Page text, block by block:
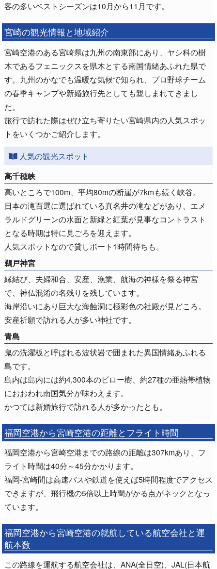
客の多いベストシーズンは10月から11月です。
宮崎の観光情報と地域紹介
宮崎空港のある宮崎県は九州の南東部にあり、ヤシ科の樹
木であるフェニックスを県木とする南国情緒あふれた県で
す。九州のかなでも温暖な気候で知られ、プロ野球チーム
の春季キャンプや新婚旅行先としても親しまれてきまし
た。
旅行で訪れた際はぜひ立ち寄りたい宮崎県内の人気スポッ
トをいくつかご紹介します。
人気の観光スポット
高千穂峡
高いところで100m、平均80mの断崖が7kmも続く峡谷。
日本の滝百選に選ばれている真名井の滝などがあり、エメ
ラルドグリーンの水面と新緑と紅葉が見事なコントラスト
となる時期は特に見ごろを迎えます。
人気スポットなので貸しボート1時間待ちも。
鵜戸神宮
縁結び、夫婦和合、安産、漁業、航海の神様を祭る神宮
で、神仏混淆の名残りを残しています。
海岸沿いにあり巨大な海蝕洞に極彩色の社殿が見どころ。
安産祈願で訪れる人が多い神社です。
青島
鬼の洗濯板と呼ばれる波状岩で囲まれた異国情緒あふれる
島です。
島内は島内には約4,300本のビロー樹、約27種の亜熱帯植物
におおわれ南国気分が味わえます。
かつては新婚旅行で訪れる人が多かったとも。
福岡空港から宮崎空港の距離とフライト時間
福岡空港から宮崎空港までの路線の距離は307kmあり、フ
ライト時間は40分～45分かかります。
福岡-宮崎間は高速バスや鉄道を使えば5時間程度でアクセス
できますが、飛行機の5倍以上時間がかる点がネックとなっ
ています。
福岡空港から宮崎空港の就航している航空会社と運
航本数
この路線を運航する航空会社は、ANA(全日空)、JAL(日本航